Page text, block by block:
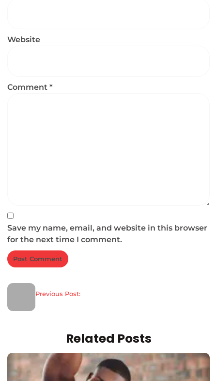
Website
Comment *
Save my name, email, and website in this browser
for the next time I comment.
Previous Post:
Related Posts